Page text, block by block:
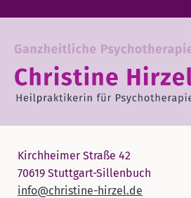
Kirchheimer Straße 42
70619 Stuttgart-Sillenbuch
info@christine-hirzel.de